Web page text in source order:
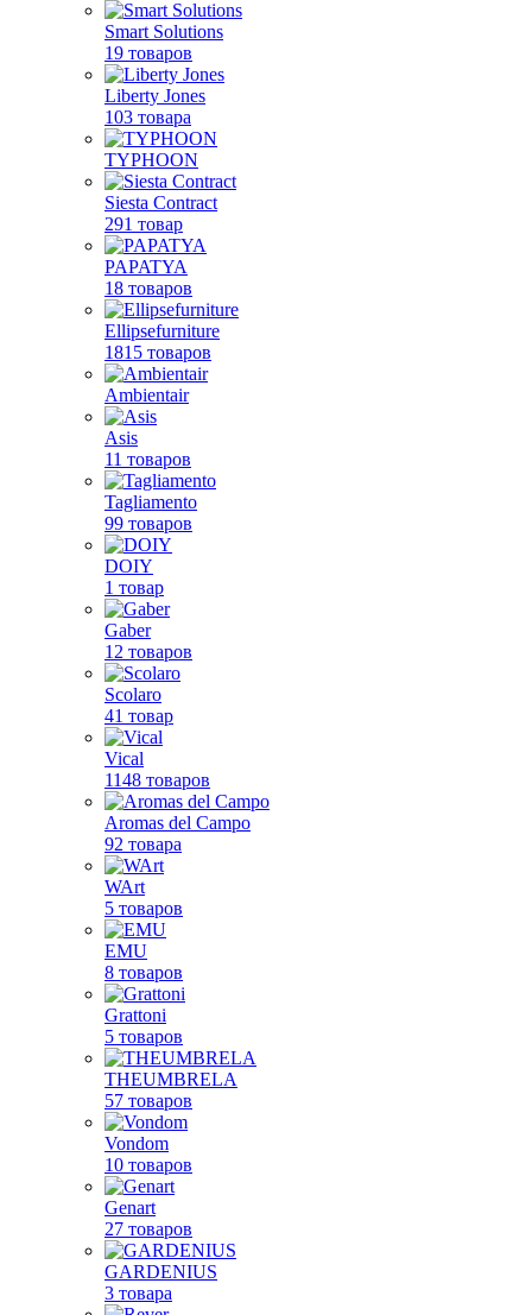
Smart Solutions
19 товаров
Liberty Jones
103 товара
TYPHOON
Siesta Contract
291 товар
PAPATYA
18 товаров
Ellipsefurniture
1815 товаров
Ambientair
Asis
11 товаров
Tagliamento
99 товаров
DOIY
1 товар
Gaber
12 товаров
Scolaro
41 товар
Vical
1148 товаров
Aromas del Campo
92 товара
WArt
5 товаров
EMU
8 товаров
Grattoni
5 товаров
THEUMBRELA
57 товаров
Vondom
10 товаров
Genart
27 товаров
GARDENIUS
3 товара